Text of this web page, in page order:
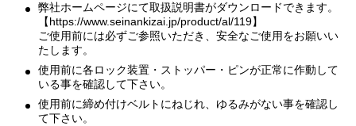
弊社ホームページにて取扱説明書がダウンロードできます。
【https://www.seinankizai.jp/product/al/119】
ご使用前には必ずご参照いただき、安全なご使用をお願いい
たします。
使用前に各ロック装置・ストッパー・ピンが正常に作動して
いる事を確認して下さい。
使用前に締め付けベルトにねじれ、ゆるみがない事を確認し
て下さい。